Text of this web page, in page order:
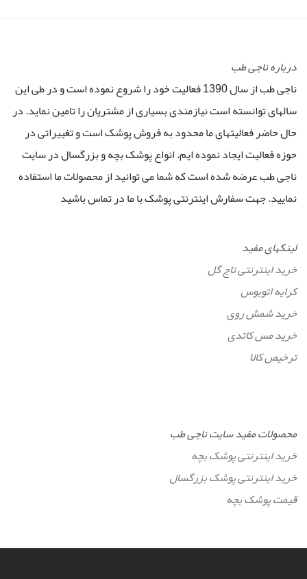
درباره ناجی طب
ناجی طب از سال 1390 فعالیت خود را شروع نموده است و در طی این
سالهای توانسته است نیازمندی بسیاری از مشتریان را تامین نماید. در
حال حاضر فعالیتهای ما محدود به فروش پوشک است و تغییراتی در
حوزه فعالیت ایجاد نموده ایم. انواع پوشک بچه و بزرگسال در سایت
ناجی طب عرضه شده است که شما می توانید از محصولات ما استفاده
نمایید. جهت سفارش اینترنتی پوشک با ما در تماس باشید
لینکهای مفید
خرید اینترنتی تاج گل
کرایه اتوبوس
خرید شمش روی
خرید مس کاتدی
ترخیص کالا
محصولات مفید سایت ناجی طب
خرید اینترنتی پوشک بچه
خرید اینترنتی پوشک بزرگسال
قیمت پوشک بچه